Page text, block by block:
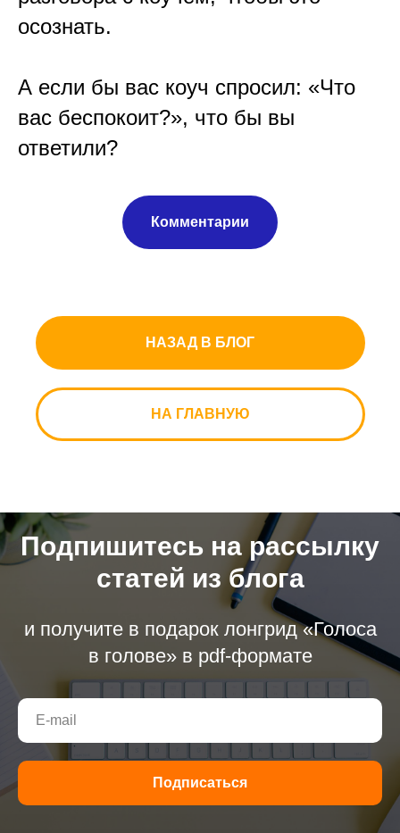
осознать.
А если бы вас коуч спросил: «Что
вас беспокоит?», что бы вы
ответили?
Комментарии
НАЗАД В БЛОГ
НА ГЛАВНУЮ
Подпишитесь на рассылку
статей из блога
и получите в подарок лонгрид «Голоса
в голове» в pdf-формате
Подписаться